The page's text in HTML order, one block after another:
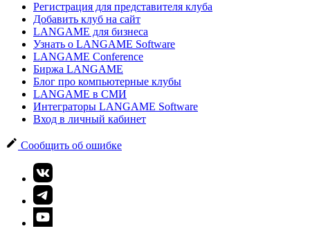
Регистрация для представителя клуба
Добавить клуб на сайт
LANGAME для бизнеса
Узнать о LANGAME Software
LANGAME Conference
Биржа LANGAME
Блог про компьютерные клубы
LANGAME в СМИ
Интеграторы LANGAME Software
Вход в личный кабинет
Сообщить об ошибке